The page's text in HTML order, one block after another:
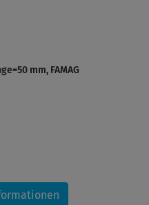
mm, FAMAG